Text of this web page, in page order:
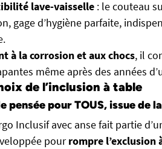
lave-vaisselle : le couteau
gage d’hygiène parfaite,
à la corrosion et aux chocs, il
même après des années
de l’inclusion à table
pensée pour TOUS, issue de
Inclusif avec anse fait partie
pourrompre l’exclusion